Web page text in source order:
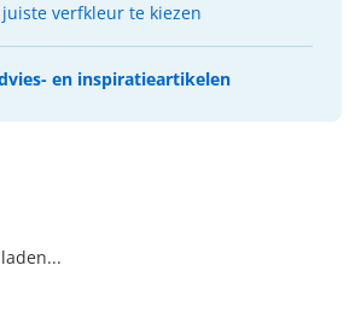
verfkleur te kiezen
en inspiratieartikelen